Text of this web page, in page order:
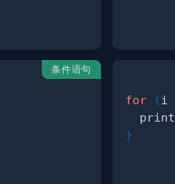
条件语句
for ( i
  print
}